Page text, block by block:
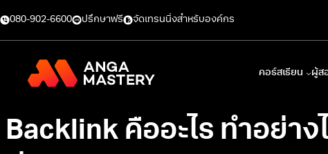
080-902-6600 ปรึกษาฟรี จัดเทรนนิ่งสำหรับองค์กร
คอร์สเรียน ผู้ส
Backlink คืออะไร ทำอย่า